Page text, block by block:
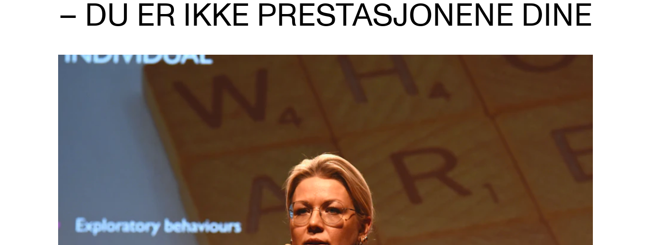
Doktorgrad
Etterutdanning og kurs
Salane våre Prosjekter
IN.TUNE
Arrangementer og konserter
Nyheter og historier
Ledige stillinger Finn ansatte
– DU ER IKKE PRESTASJONENE DINE